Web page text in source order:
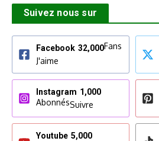
Suivez nous sur
Facebook 32,000Fans
J'aime
Instagram 1,000
AbonnésSuivre
Youtube 5,000